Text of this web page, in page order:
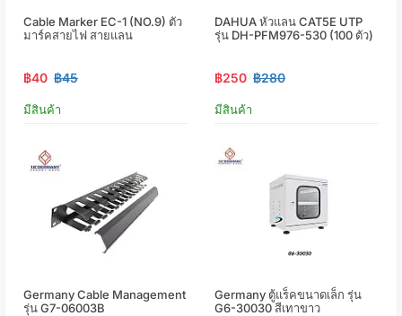
Cable Marker EC-1 (NO.9) ตัว
มาร์คสายไฟ สายแลน
฿40 ฿45
มีสินค้า
DAHUA หัวแลน CAT5E UTP
รุ่น DH-PFM976-530 (100 ตัว)
฿250 ฿280
มีสินค้า
Germany Cable Management
รุ่น G7-06003B
Germany ตู้แร็คขนาดเล็ก รุ่น
G6-30030 สีเทาขาว